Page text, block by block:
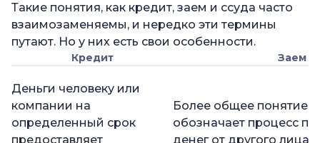
Такие понятия, как кредит, заем и ссуда часто
взаимозаменяемы, и нередко эти термины
путают. Но у них есть свои особенности.
Кредит Заем
Деньги человеку или
компании на
определенный срок
предоставляет
Более общее понятие,
обозначает процесс
денег от другого лица